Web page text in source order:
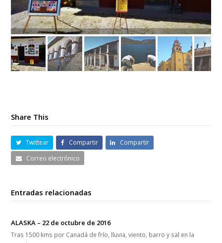
Share This
Twittear Compartir
Compartir
Correo electrónico
Entradas relacionadas
ALASKA – 22 de octubre de 2016
Tras 1500 kms por Canadá de frío, lluvia, viento, barro y sal en la